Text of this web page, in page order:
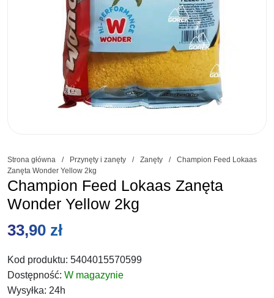
Strona główna / Przynęty i zanęty / Zanęty /
Champion Feed Lokaas
Zanęta Wonder Yellow 2kg
Champion Feed Lokaas Zanęta
Wonder Yellow 2kg
33,90 zł
Kod produktu: 5404015570599
Dostępność: W magazynie
Wysyłka: 24h